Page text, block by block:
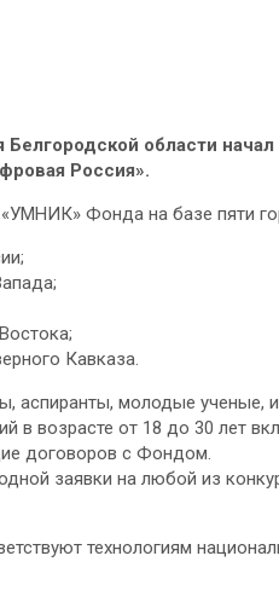
области
Россия».
Фонда на базе пяти
Кавказа.
аспиранты, молодые ученые,
в возрасте от 18 до 30 лет
договоров с Фондом.
заявки на любой из
технологиям